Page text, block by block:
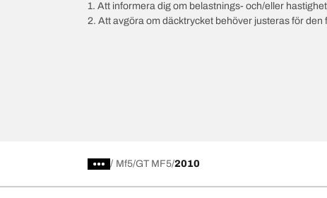
1. Att informera dig om belastnings- och/eller
2. Att avgöra om däcktrycket behöver justeras för
/ Mf5 GT MF5 2010